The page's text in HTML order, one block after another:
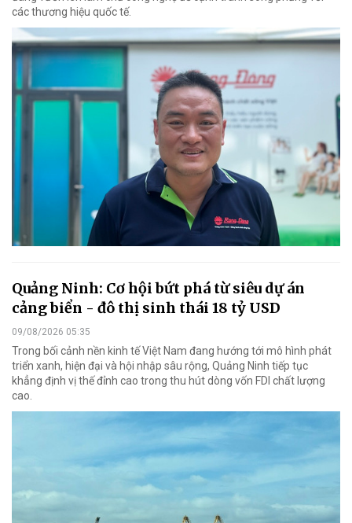
các thương hiệu quốc tế.
Quảng Ninh: Cơ hội bứt phá từ siêu dự án
cảng biển - đô thị sinh thái 18 tỷ USD
09/08/2026 05:35
Trong bối cảnh nền kinh tế Việt Nam đang hướng tới mô hình phát
triển xanh, hiện đại và hội nhập sâu rộng, Quảng Ninh tiếp tục
khẳng định vị thế đỉnh cao trong thu hút dòng vốn FDI chất lượng
cao.